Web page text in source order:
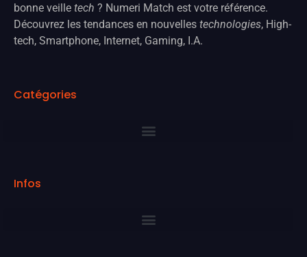
bonne veille tech ? Numeri Match est votre référence.
Découvrez les tendances en nouvelles technologies, High-
tech, Smartphone, Internet, Gaming, I.A.
Catégories
Infos